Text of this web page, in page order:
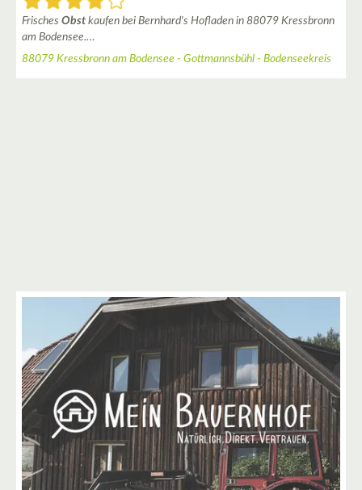
Frisches Obst kaufen bei Bernhard's Hofladen in 88079 Kressbronn
am Bodensee.…
88079 Kressbronn am Bodensee - Gottmannsbühl - Bodenseekreis
2
2